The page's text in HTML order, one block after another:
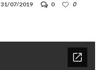
31/07/2019 0
0